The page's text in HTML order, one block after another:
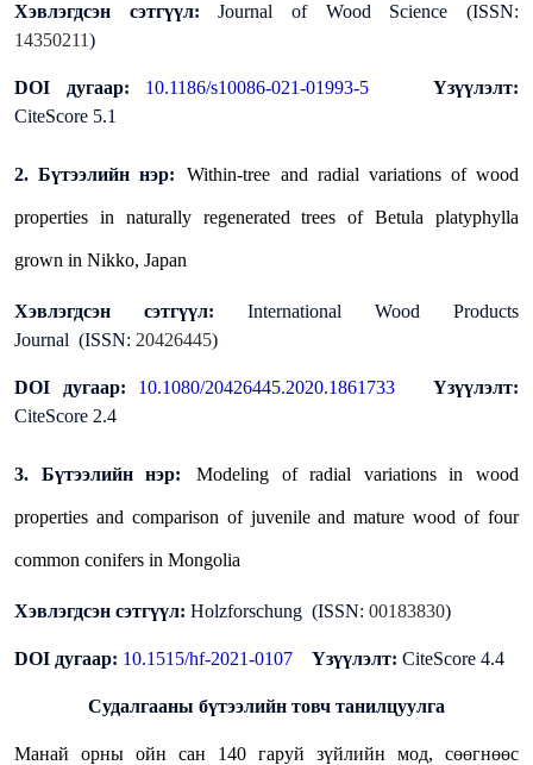
Хэвлэгдсэн сэтгүүл: Journal of Wood Science (ISSN:
14350211)
DOI дугаар: 10.1186/s10086-021-01993-5
Үзүүлэлт:
CiteScore 5.1
2. Бүтээлийн нэр: Within-tree and radial variations of wood
properties in naturally regenerated trees of Betula platyphylla
grown in Nikko, Japan
Хэвлэгдсэн сэтгүүл: International Wood Products
Journal (ISSN: 20426445)
DOI дугаар: 10.1080/20426445.2020.1861733
Үзүүлэлт:
CiteScore 2.4
3. Бүтээлийн нэр: Modeling of radial variations in wood
properties and comparison of juvenile and mature wood of four
common conifers in Mongolia
Хэвлэгдсэн сэтгүүл: Holzforschung (ISSN: 00183830)
DOI дугаар: 10.1515/hf-2021-0107 Үзүүлэлт: CiteScore 4.4
Судалгааны бүтээлийн товч танилцуулга
Манай орны ойн сан 140 гаруй зүйлийн мод, сөөгнөөс